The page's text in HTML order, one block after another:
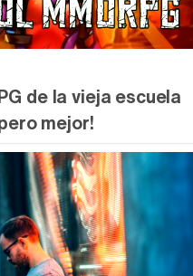
de la vieja escuela
mejor!